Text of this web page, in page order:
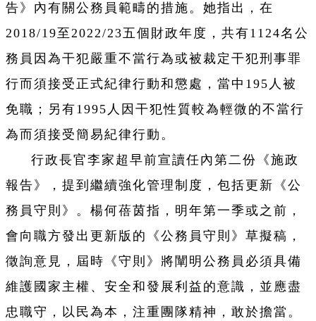
告》內有關公務員範疇的措施。她指出，在
2018/19至2022/23五個財政年度，共有1124名公
務員因為干犯嚴重不當行為或被裁定干犯刑事罪
行而須接受正式紀律行動和懲處，當中195人被
免職；另有1995人因干犯性質較為輕微的不當行
為而須接受簡易紀律行動。
行政長官李家超早前宣讀任內第二份《施政
報告》，提到繼續強化管理制度，包括更新《公
務員守則》。楊何蓓茵指，明年第一季或之前，
會向職方發出更新版的《公務員守則》草擬稿，
徵詢意見，屆時《守則》將闡明公務員必須具備
維護國家主權、安全和發展利益的意識，並應盡
忠職守，以民為本，注重團隊精神，敢於擔當。